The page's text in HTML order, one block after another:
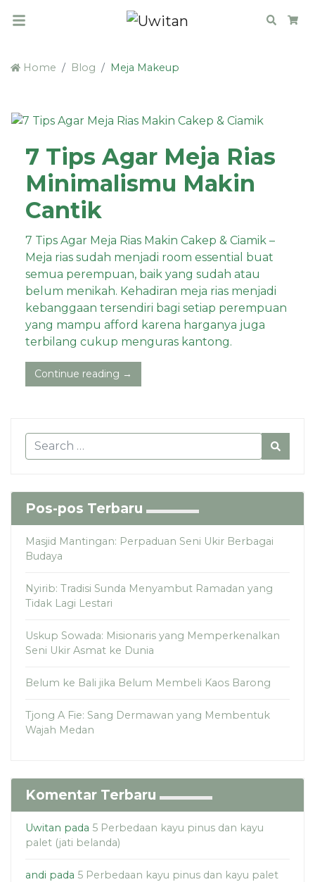
Search
Home Blog Meja Makeup
7 Tips Agar Meja Rias
Minimalismu Makin
Cantik
7 Tips Agar Meja Rias Makin Cakep & Ciamik –
Meja rias sudah menjadi room essential buat
semua perempuan, baik yang sudah atau
belum menikah. Kehadiran meja rias menjadi
kebanggaan tersendiri bagi setiap perempuan
yang mampu afford karena harganya juga
terbilang cukup menguras kantong.
Continue reading →
Pos-pos Terbaru
Masjid Mantingan: Perpaduan Seni Ukir Berbagai
Budaya
Nyirib: Tradisi Sunda Menyambut Ramadan yang
Tidak Lagi Lestari
Uskup Sowada: Misionaris yang Memperkenalkan
Seni Ukir Asmat ke Dunia
Belum ke Bali jika Belum Membeli Kaos Barong
Tjong A Fie: Sang Dermawan yang Membentuk
Wajah Medan
Komentar Terbaru
Uwitan pada 5 Perbedaan kayu pinus dan kayu
palet (jati belanda)
andi pada 5 Perbedaan kayu pinus dan kayu palet